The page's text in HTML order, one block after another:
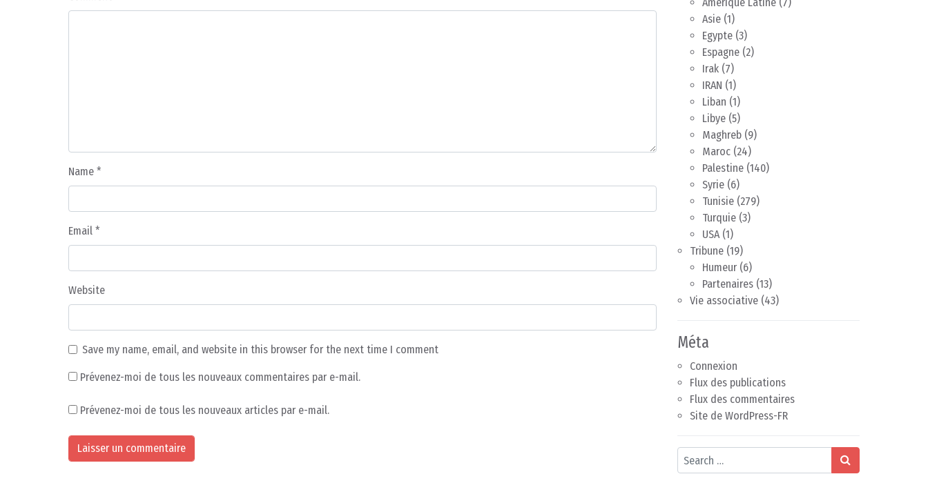
Name *
Email *
Website
Save my name, email, and website in this browser for the next time I comment
Prévenez-moi de tous les nouveaux commentaires par e-mail.
Prévenez-moi de tous les nouveaux articles par e-mail.
Amérique Latine (7)
Asie (1)
Egypte (3)
Espagne (2)
Irak (7)
IRAN (1)
Liban (1)
Libye (5)
Maghreb (9)
Maroc (24)
Palestine (140)
Syrie (6)
Tunisie (279)
Turquie (3)
USA(1)
Tribune (19)
Humeur (6)
Partenaires (13)
Vie associative (43)
Méta
Connexion
Flux des publications
Flux des commentaires
Site de WordPress-FR
Search